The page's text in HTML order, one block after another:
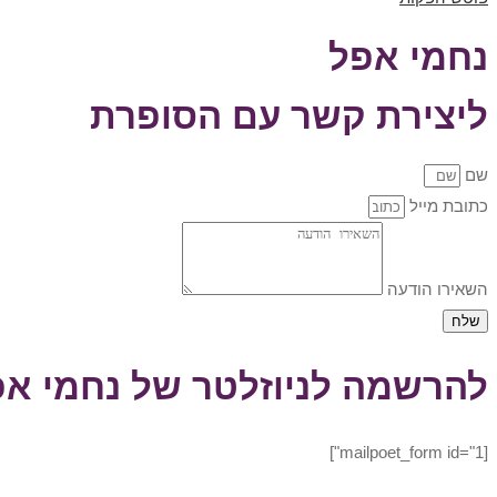
נחמי אפל
ליצירת קשר עם הסופרת
שם
כתובת מייל
השאירו הודעה
שלח
להרשמה לניוזלטר של נחמי
[mailpoet_form id="1"]